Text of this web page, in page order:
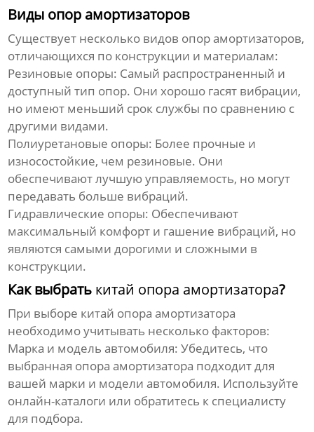
Виды опор амортизаторов
Существует несколько видов опор амортизаторов,
отличающихся по конструкции и материалам:
Резиновые опоры: Самый распространенный и
доступный тип опор. Они хорошо гасят вибрации,
но имеют меньший срок службы по сравнению с
другими видами.
Полиуретановые опоры: Более прочные и
износостойкие, чем резиновые. Они
обеспечивают лучшую управляемость, но могут
передавать больше вибраций.
Гидравлические опоры: Обеспечивают
максимальный комфорт и гашение вибраций, но
являются самыми дорогими и сложными в
конструкции.
Как выбрать китай опора амортизатора?
При выборе китай опора амортизатора
необходимо учитывать несколько факторов:
Марка и модель автомобиля: Убедитесь, что
выбранная опора амортизатора подходит для
вашей марки и модели автомобиля. Используйте
онлайн-каталоги или обратитесь к специалисту
для подбора.